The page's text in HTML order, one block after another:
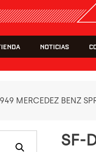
NOTICIAS
MERCEDEZ BENZ
SF-